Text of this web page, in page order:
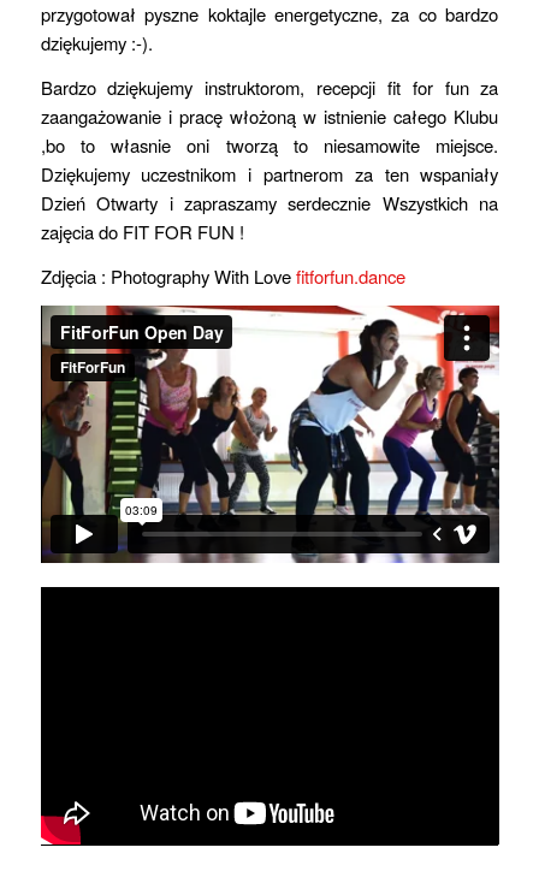
przygotował pyszne koktajle energetyczne, za co bardzo
dziękujemy :-).
Bardzo dziękujemy instruktorom, recepcji fit for fun za
zaangażowanie i pracę włożoną w istnienie całego Klubu
,bo to własnie oni tworzą to niesamowite miejsce.
Dziękujemy uczestnikom i partnerom za ten wspaniały
Dzień Otwarty i zapraszamy serdecznie Wszystkich na
zajęcia do FIT FOR FUN !
Zdjęcia : Photography With Lovefitforfun.dance